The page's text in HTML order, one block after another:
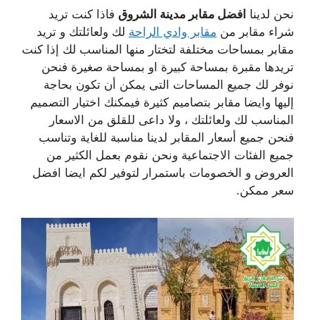
نحن لدينا افضل مقابر مدينة الشروق فاذا كنت تريد
شراء مقابر من مقابر وادي الراحة لك ولعائلتك و تريد
مقابر بمساحات مختلفة لتختار منها المناسب لك إذا كنت
تريدها مقبرة بمساحة كبيرة او بمساحة صغيرة فنحن
نوفر لك جميع المساحات التى يمكن أن تكون بحاجة
إليها وايضا مقابر بتصاميم كثيرة فيمكنك اختيار التصميم
المناسب لك ولعائلتك ، ولا داعى للقلق من الاسعار
فنحن جميع أسعار المقابر لدينا مناسبة للغاية وتناسب
جميع الفئات الاجتماعية ونحن نقوم بعمل الكثير من
العروض و الخصومات باستمرار لتوفير لكم ايضا افضل
سعر ممكن.